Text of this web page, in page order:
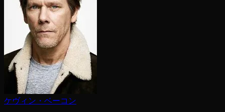
ケヴィン・ベーコン